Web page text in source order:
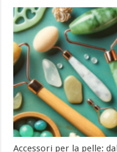
Accessori per la pelle: